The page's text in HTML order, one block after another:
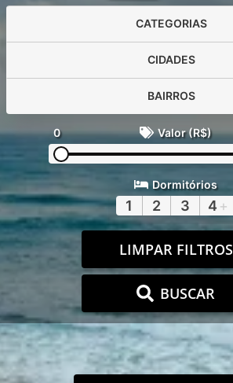
CATEGORIAS
CIDADES
BAIRROS
0 Valor (R$)
Dormitórios
1 2 3 4 +
LIMPAR FILTROS
BUSCAR